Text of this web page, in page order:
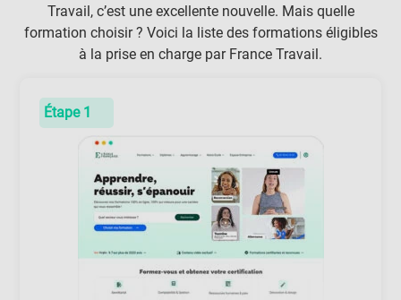
Travail, c’est une excellente nouvelle. Mais quelle
formation choisir ? Voici la liste des formations éligibles
à la prise en charge par France Travail.
Étape 1